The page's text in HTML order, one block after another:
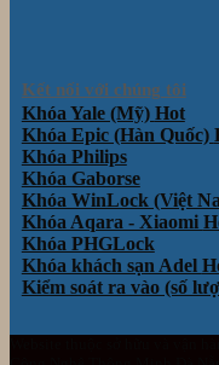
Kết nối với chúng tôi
Khóa Yale (Mỹ)
Khóa Epic (Hàn Quốc)
Khóa Philips
Khóa Gaborse
Khóa WinLock (Việt
Khóa Aqara - Xiaomi
Khóa PHGLock
Khóa khách sạn Adel
Kiểm soát ra vào (số